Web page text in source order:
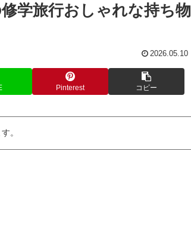
学旅行おしゃれな持ち物
2026.05.10
Pinterest コピー
。